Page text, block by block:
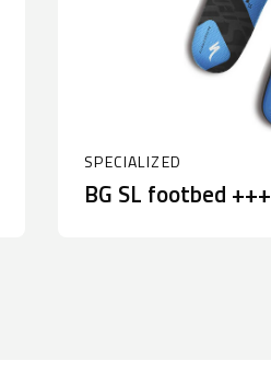
SPECIALIZED
BG SL footbed +++